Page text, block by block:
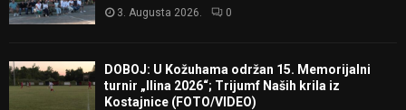
3. Augusta 2026. 0
DOBOJ: U Kožuhama održan 15. Memorijalni
turnir „Ilina 2026“; Trijumf Naših krila iz
Kostajnice (FOTO/VIDEO)